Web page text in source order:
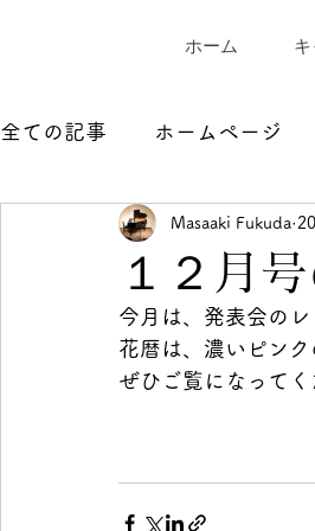
ホーム
全ての記事 ホームページ
１２月
Masaaki Fukuda
今月は、発表会の
花暦は、濃いピン
ぜひご覧になって